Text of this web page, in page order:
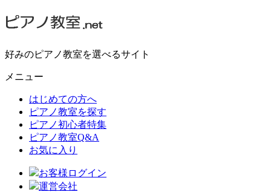
好みのピアノ教室を選べるサイト
メニュー
はじめての方へ
ピアノ教室を探す
ピアノ初心者特集
ピアノ教室Q&A
お気に入り
お客様ログイン
運営会社